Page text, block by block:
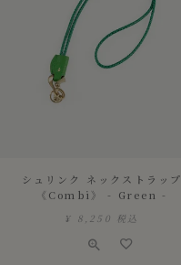
シュリンク ネックストラップ
《Combi》 - Green -
¥ 8,250 税込